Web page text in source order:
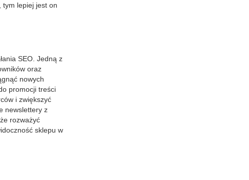
tym lepiej jest on
SEO. Jedną z
oraz
nowych
promocji treści
i zwiększyć
newslettery z
rozważyć
sklepu w